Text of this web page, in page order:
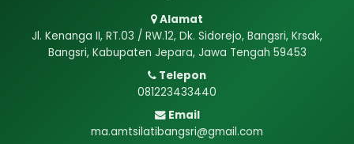
Alamat
Jl. Kenanga II, RT.03 / RW.12, Dk. Sidorejo, Bangsri, Krsak,
Bangsri, Kabupaten Jepara, Jawa Tengah 59453
Telepon
081223433440
Email
ma.amtsilatibangsri@gmail.com